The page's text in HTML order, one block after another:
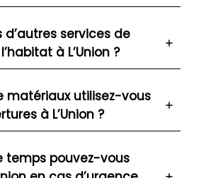
d’autres services de
à L’Union ?
matériaux utilisez-vous
à L’Union ?
temps pouvez-vous